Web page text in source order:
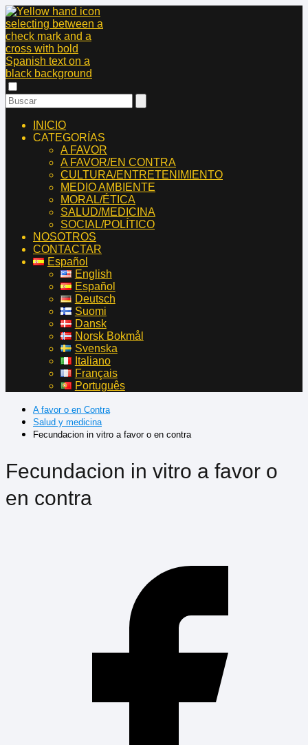
INICIO
CATEGORÍAS
A FAVOR
A FAVOR/EN CONTRA
CULTURA/ENTRETENIMIENTO
MEDIO AMBIENTE
MORAL/ÉTICA
SALUD/MEDICINA
SOCIAL/POLÍTICO
NOSOTROS
CONTACTAR
Español
English
Español
Deutsch
Suomi
Dansk
Norsk Bokmål
Svenska
Italiano
Français
Português
A favor o en Contra
Salud y medicina
Fecundacion in vitro a favor o en contra
Fecundacion in vitro a favor o
en contra